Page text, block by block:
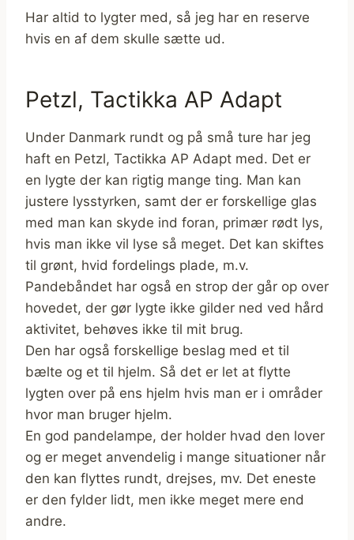
Har altid to lygter med, så jeg har en reserve
hvis en af dem skulle sætte ud.
Petzl, Tactikka AP Adapt
Under Danmark rundt og på små ture har jeg
haft en Petzl, Tactikka AP Adapt med. Det er
en lygte der kan rigtig mange ting. Man kan
justere lysstyrken, samt der er forskellige glas
med man kan skyde ind foran, primær rødt lys,
hvis man ikke vil lyse så meget. Det kan skiftes
til grønt, hvid fordelings plade, m.v.
Pandebåndet har også en strop der går op over
hovedet, der gør lygte ikke gilder ned ved hård
aktivitet, behøves ikke til mit brug.
Den har også forskellige beslag med et til
bælte og et til hjelm. Så det er let at flytte
lygten over på ens hjelm hvis man er i områder
hvor man bruger hjelm.
En god pandelampe, der holder hvad den lover
og er meget anvendelig i mange situationer når
den kan flyttes rundt, drejses, mv. Det eneste
er den fylder lidt, men ikke meget mere end
andre.